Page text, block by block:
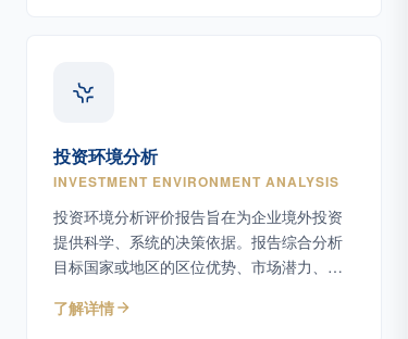
投资环境分析
INVESTMENT ENVIRONMENT ANALYSIS
投资环境分析评价报告旨在为企业境外投资
提供科学、系统的决策依据。报告综合分析
目标国家或地区的区位优势、市场潜力、自
环境等核心因素，帮助企业识别机遇与风
了解详情